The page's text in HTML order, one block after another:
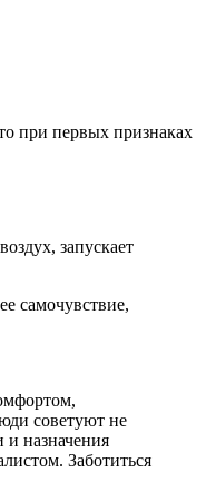
при первых признаках
запускает
самочувствие,
советуют не
и назначения
Заботиться